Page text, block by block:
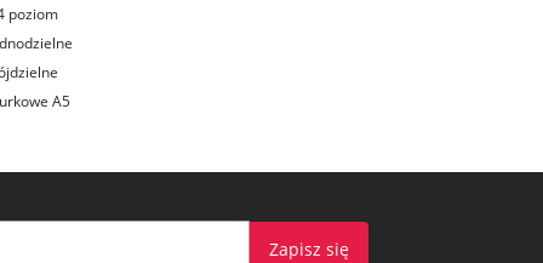
poziom
A5
Zapisz się